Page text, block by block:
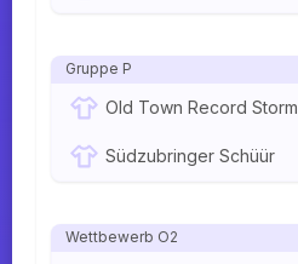
Gruppe P
Old Town Record Storm
Südzubringer Schüür
Wettbewerb O2